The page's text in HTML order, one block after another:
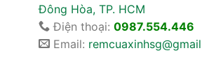
Đông Hòa, TP. HCM
Điện thoại: 0987.554.446
Email: